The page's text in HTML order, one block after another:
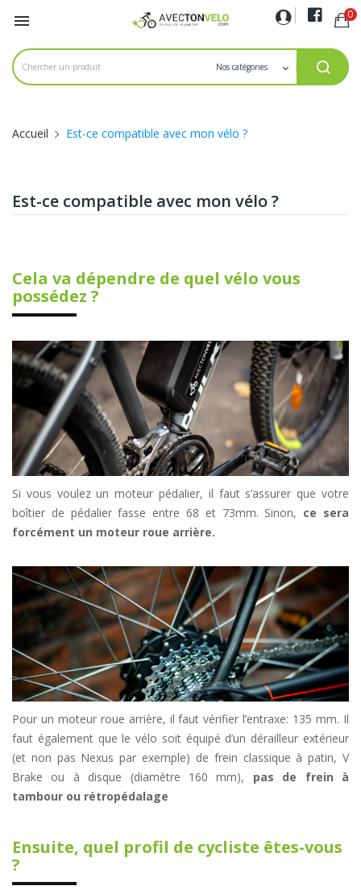
 0
Accueil Est-ce compatible avec mon vélo ?
Est-ce compatible avec mon vélo ?
Cela va dépendre de quel vélo vous
possédez ?
Si vous voulez un moteur pédalier, il faut s’assurer que votre
boîtier de pédalier fasse entre 68 et 73mm. Sinon, ce sera
forcément un moteur roue arrière.
Pour un moteur roue arrière, il faut vérifier l’entraxe: 135 mm. Il
faut également que le vélo soit équipé d’un dérailleur extérieur
(et non pas Nexus par exemple) de frein classique à patin, V
Brake ou à disque (diamètre 160 mm), pas de frein à
tambour ou rétropédalage
Ensuite, quel profil de cycliste êtes-vous
?